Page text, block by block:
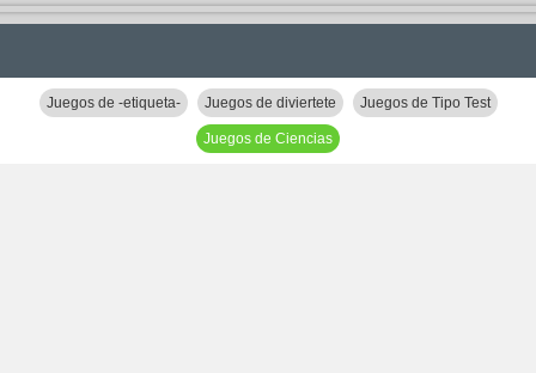
Juegos de -etiqueta- Juegos de diviertete Juegos de Tipo Test
Juegos de Ciencias